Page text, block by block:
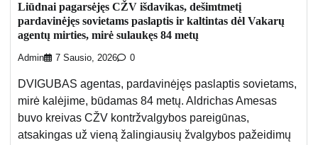
Liūdnai pagarsėjęs CŽV išdavikas, dešimtmetį
pardavinėjęs sovietams paslaptis ir kaltintas dėl Vakarų
agentų mirties, mirė sulaukęs 84 metų
Admin 7 Sausio, 2026 0
DVIGUBAS agentas, pardavinėjęs paslaptis sovietams,
mirė kalėjime, būdamas 84 metų. Aldrichas Amesas
buvo kreivas CŽV kontržvalgybos pareigūnas,
atsakingas už vieną žalingiausių žvalgybos pažeidimų